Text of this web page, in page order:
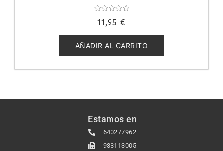
con
de
5
11,95 €
AÑADIR AL CARRITO
Estamos en
640277962
933113005